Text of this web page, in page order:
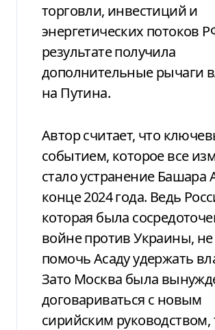
торговли, инвестиций и
энергетических потоков
результате получила
дополнительные рычаги
на Путина.
Автор считает, что
событием, которое все
стало устранение Башара
конце 2024 года. Ведь
которая была
войне против Украины, не
помочь Асаду удержать
Зато Москва была
договариваться с новым
сирийским руководством,